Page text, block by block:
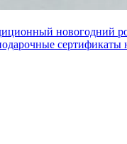
новогодний